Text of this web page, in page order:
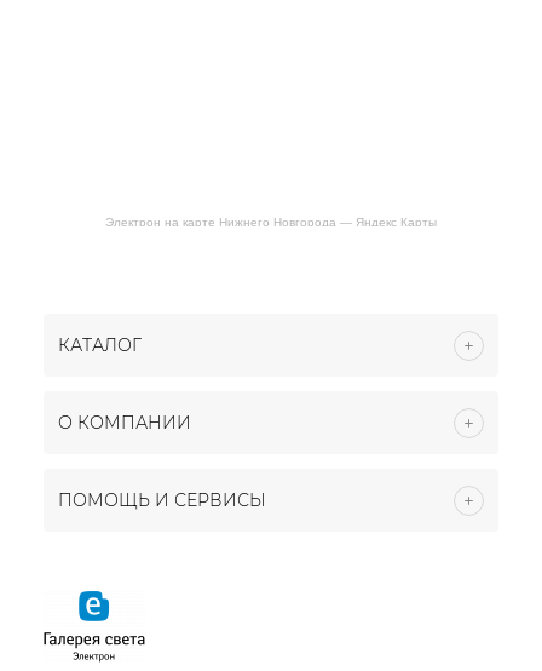
Электрон на карте Нижнего Новгорода — Яндекс Карты
КАТАЛОГ
О КОМПАНИИ
ПОМОЩЬ И СЕРВИСЫ